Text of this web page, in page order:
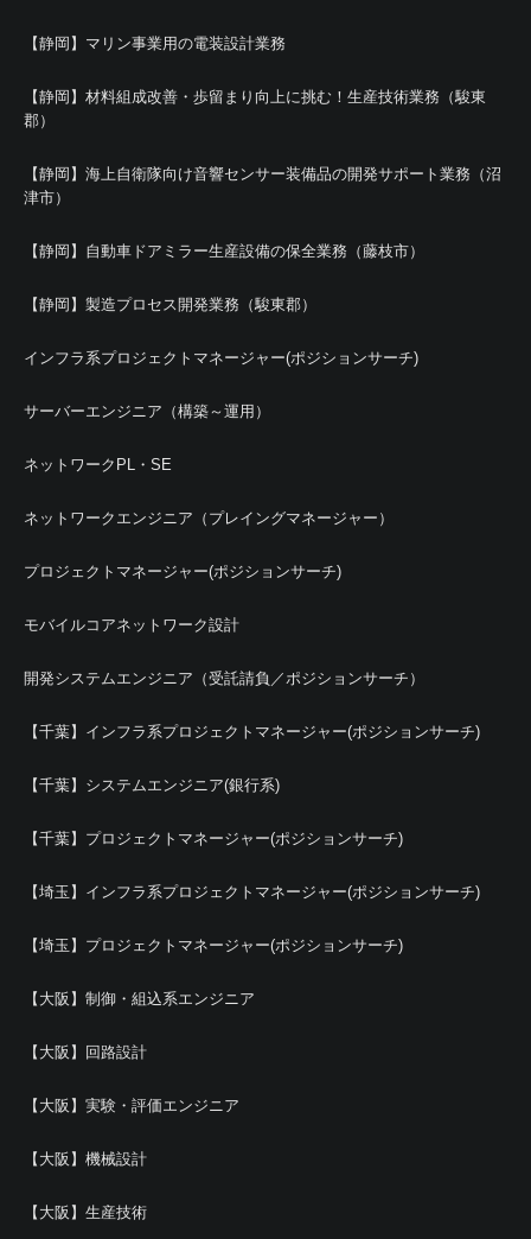
【静岡】マリン事業用の電装設計業務
【静岡】材料組成改善・歩留まり向上に挑む！生産技術業務（駿東
郡）
【静岡】海上自衛隊向け音響センサー装備品の開発サポート業務（沼
津市）
【静岡】自動車ドアミラー生産設備の保全業務（藤枝市）
【静岡】製造プロセス開発業務（駿東郡）
インフラ系プロジェクトマネージャー(ポジションサーチ)
サーバーエンジニア（構築～運用）
ネットワークPL・SE
ネットワークエンジニア（プレイングマネージャー）
プロジェクトマネージャー(ポジションサーチ)
モバイルコアネットワーク設計
開発システムエンジニア（受託請負／ポジションサーチ）
【千葉】インフラ系プロジェクトマネージャー(ポジションサーチ)
【千葉】システムエンジニア(銀行系)
【千葉】プロジェクトマネージャー(ポジションサーチ)
【埼玉】インフラ系プロジェクトマネージャー(ポジションサーチ)
【埼玉】プロジェクトマネージャー(ポジションサーチ)
【大阪】制御・組込系エンジニア
【大阪】回路設計
【大阪】実験・評価エンジニア
【大阪】機械設計
【大阪】生産技術